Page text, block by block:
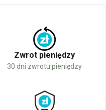
Zwrot pieniędzy
30 dni zwrotu pieniędzy